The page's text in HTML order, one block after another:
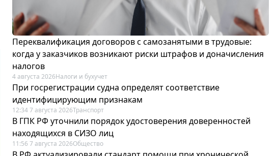
Переквалификация договоров с самозанятыми в трудовые:
когда у заказчиков возникают риски штрафов и доначисления
налогов
4 августа 2026Налоги и бухучет
При госрегистрации судна определят соответствие
идентифицирующим признакам
12:34 7 августа 2026Транспорт
В ГПК РФ уточнили порядок удостоверения доверенностей
находящихся в СИЗО лиц
11:56 7 августа 2026Общество